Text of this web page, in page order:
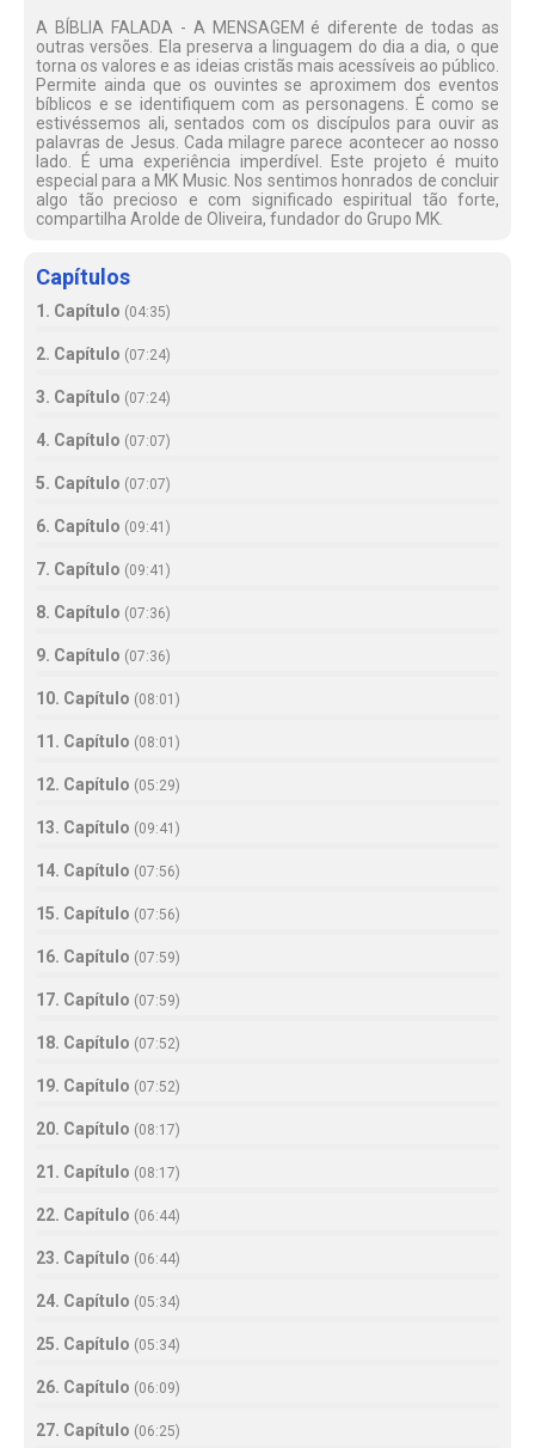
A BÍBLIA FALADA - A MENSAGEM é diferente de todas as
outras versões. Ela preserva a linguagem do dia a dia, o que
torna os valores e as ideias cristãs mais acessíveis ao público.
Permite ainda que os ouvintes se aproximem dos eventos
bíblicos e se identifiquem com as personagens. É como se
estivéssemos ali, sentados com os discípulos para ouvir as
palavras de Jesus. Cada milagre parece acontecer ao nosso
lado. É uma experiência imperdível. Este projeto é muito
especial para a MK Music. Nos sentimos honrados de concluir
algo tão precioso e com significado espiritual tão forte,
compartilha Arolde de Oliveira, fundador do Grupo MK.
Capítulos
1. Capítulo (04:35)
2. Capítulo (07:24)
3. Capítulo (07:24)
4. Capítulo (07:07)
5. Capítulo (07:07)
6. Capítulo (09:41 )
7. Capítulo (09:41 )
8. Capítulo (07:36)
9. Capítulo (07:36)
10. Capítulo (08:01 )
11. Capítulo (08:01 )
12. Capítulo (05:29)
13. Capítulo (09:41 )
14. Capítulo (07:56)
15. Capítulo (07:56)
16. Capítulo (07:59)
17. Capítulo (07:59)
18. Capítulo (07:52)
19. Capítulo (07:52)
20. Capítulo (08:17)
21. Capítulo (08:17)
22. Capítulo (06:44)
23. Capítulo (06:44)
24. Capítulo (05:34)
25. Capítulo (05:34)
26. Capítulo (06:09)
27. Capítulo (06:25)